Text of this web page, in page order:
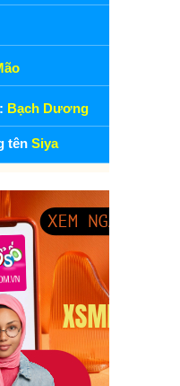
Bạch Dương
tên Siya